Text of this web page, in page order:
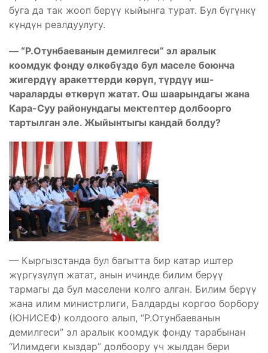
буга да так жооп берүү кыйынга турат. Бул бүгүнкү
күндүн реалдуулугу.
— “Р.Отунбаеванын демилгеси” эл аралык
коомдук фонду өлкөбүздө бул маселе боюнча
жигердүү аракеттерди көрүп, түрдүү иш-
чараларды өткөрүп жатат. Ош шаарындагы жана
Кара-Суу районундагы мектептер долбоорго
тартылган эле. Жыйынтыгы кандай болду?
— Кыргызстанда бул багытта бир катар иштер
жүргүзүлүп жатат, анын ичинде билим берүү
тармагы да бул маселени колго алган. Билим берүү
жана илим министрлиги, Балдарды коргоо борбору
(ЮНИСЕФ) колдоого алып, “Р.Отунбаеванын
демилгеси” эл аралык коомдук фонду тарабынан
“Илимдеги кыздар” долбоору үч жылдан бери